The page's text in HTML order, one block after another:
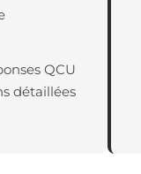
QCU
détaillées